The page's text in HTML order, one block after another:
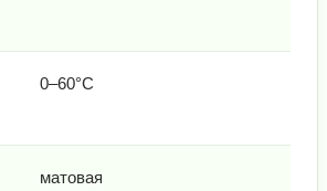
0–60°C
матовая